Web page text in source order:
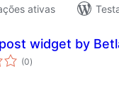
ativas
widget by
(0total
de
)